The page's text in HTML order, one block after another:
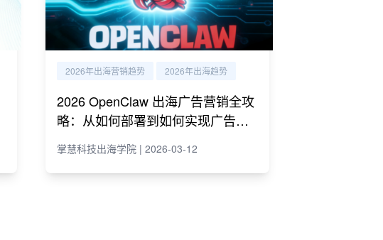
2026年出海营销趋势 2026年出海趋势
2026 OpenClaw 出海广告营销全攻
略：从如何部署到如何实现广告营
掌慧科技出海学院 | 2026-03-12